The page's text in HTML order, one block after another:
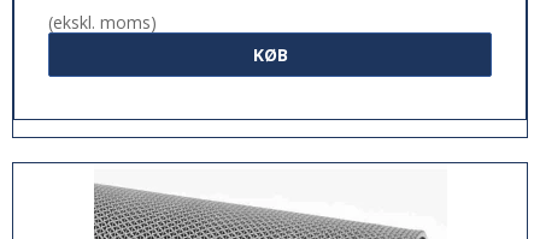
(ekskl. moms)
KØB